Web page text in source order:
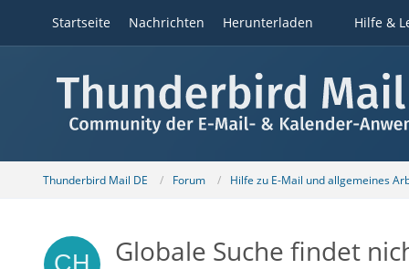
Startseite Nachrichten Herunterladen Hilfe &
Thunderbird Mail DE Forum Hilfe zu E-Mail und allgemeines
Globale Suche findet